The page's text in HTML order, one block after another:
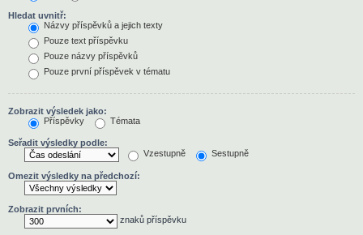
Hledat uvnitř:
Názvy příspěvků a jejich texty
Pouze text příspěvku
Pouze názvy příspěvků
Pouze první příspěvek v tématu
Zobrazit výsledek jako:
Příspěvky
Témata
Seřadit výsledky podle:
Vzestupně
Sestupně
Omezit výsledky na předchozí:
Zobrazit prvních:
znaků příspěvku